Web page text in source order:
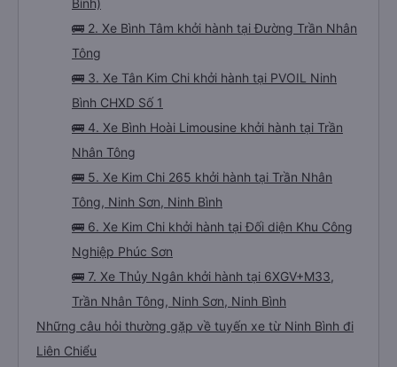
Bình)
🚌 2. Xe Bình Tâm khởi hành tại Đường Trần Nhân
Tông
🚌 3. Xe Tân Kim Chi khởi hành tại PVOIL Ninh
Bình CHXD Số 1
🚌 4. Xe Bình Hoài Limousine khởi hành tại Trần
Nhân Tông
🚌 5. Xe Kim Chi 265 khởi hành tại Trần Nhân
Tông, Ninh Sơn, Ninh Bình
🚌 6. Xe Kim Chi khởi hành tại Đối diện Khu Công
Nghiệp Phúc Sơn
🚌 7. Xe Thủy Ngân khởi hành tại 6XGV+M33,
Trần Nhân Tông, Ninh Sơn, Ninh Bình
Những câu hỏi thường gặp về tuyến xe từ Ninh Bình đi
Liên Chiểu